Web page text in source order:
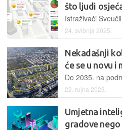
što ljudi
24. svibnja 2025.
Nekadašnji
će se u novu i
22. rujna 2023.
Umjetna
gradove